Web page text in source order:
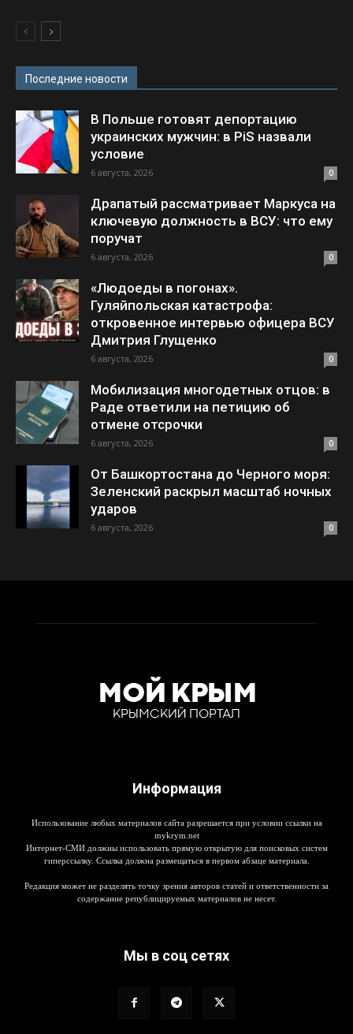
Последние новости
В Польше готовят депортацию
украинских мужчин: в PiS назвали
условие
6 августа, 2026 0
Драпатый рассматривает Маркуса на
ключевую должность в ВСУ: что ему
поручат
6 августа, 2026 0
«Людоеды в погонах».
Гуляйпольская катастрофа:
откровенное интервью офицера ВСУ
Дмитрия Глущенко
6 августа, 2026 0
Мобилизация многодетных отцов: в
Раде ответили на петицию об
отмене отсрочки
6 августа, 2026 0
От Башкортостана до Черного моря:
Зеленский раскрыл масштаб ночных
ударов
6 августа, 2026 0
Информация
Использование любых материалов сайта разрешается при условии ссылки на
mykrym.net
Интернет-СМИ должны использовать прямую открытую для поисковых систем
гиперссылку. Ссылка должна размещаться в первом абзаце материала.
Редакция может не разделять точку зрения авторов статей и ответственности за
содержание републицируемых материалов не несет.
Мы в соц сетях